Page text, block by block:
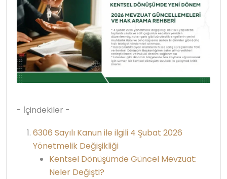
- İçindekiler -
6306 Sayılı Kanun ile ilgili 4 Şubat 2026
Yönetmelik Değişikliği
Kentsel Dönüşümde Güncel Mevzuat:
Neler Değişti?